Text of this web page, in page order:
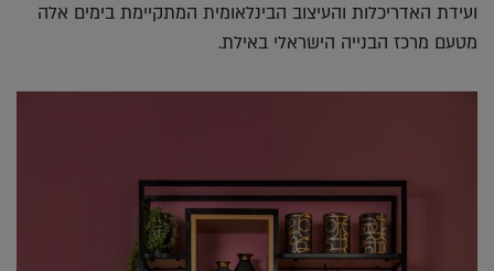
ועידת האדריכלות והעיצוב הבינלאומית המתקיימת בימים אלה
מטעם מרכז הבנייה הישראלי באילת.